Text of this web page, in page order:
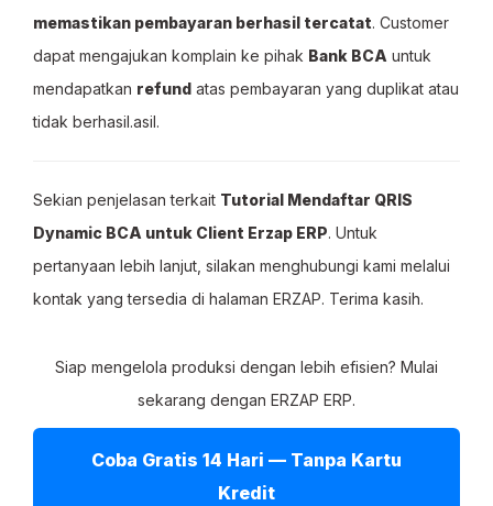
memastikan pembayaran berhasil tercatat. Customer
dapat mengajukan komplain ke pihak Bank BCA untuk
mendapatkan refund atas pembayaran yang duplikat atau
tidak berhasil.asil.
Sekian penjelasan terkait Tutorial Mendaftar QRIS
Dynamic BCA untuk Client Erzap ERP. Untuk
pertanyaan lebih lanjut, silakan menghubungi kami melalui
kontak yang tersedia di halaman ERZAP. Terima kasih.
Siap mengelola produksi dengan lebih efisien? Mulai
sekarang dengan ERZAP ERP.
Coba Gratis 14 Hari — Tanpa Kartu
Kredit